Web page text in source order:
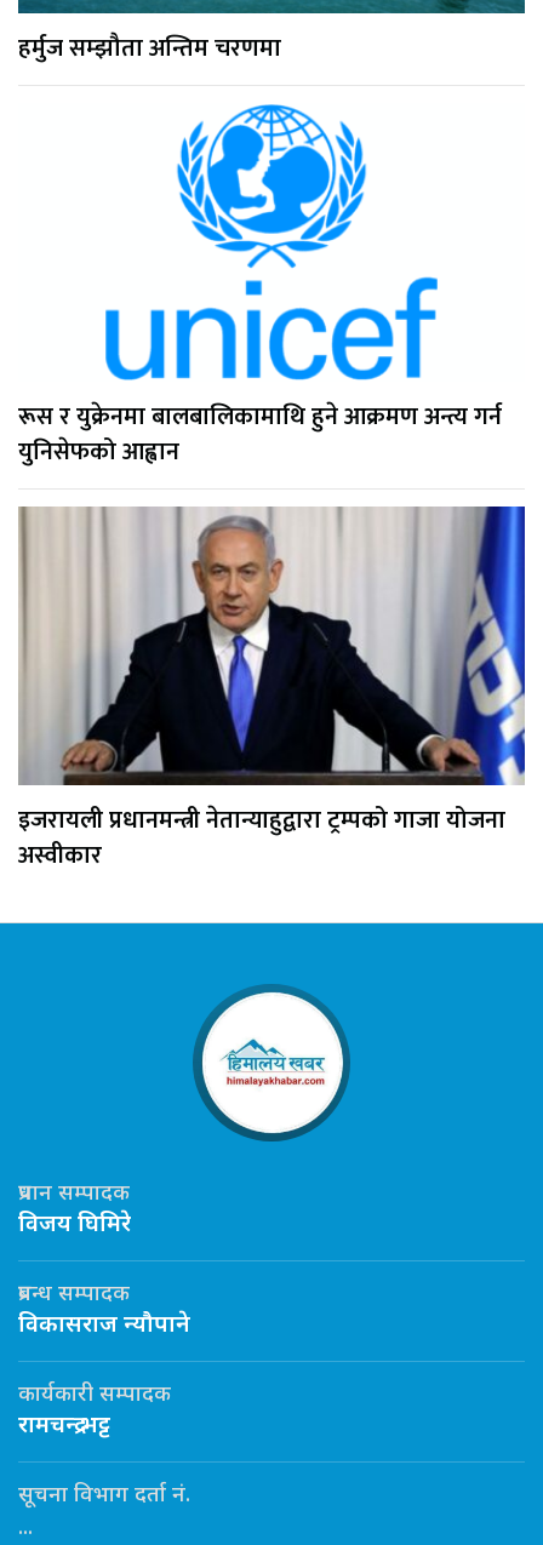
हर्मुज सम्झौता अन्तिम चरणमा
रूस र युक्रेनमा बालबालिकामाथि हुने आक्रमण अन्त्य गर्न
युनिसेफको आह्वान
इजरायली प्रधानमन्त्री नेतान्याहुद्वारा ट्रम्पको गाजा योजना
अस्वीकार
प्रधान सम्पादक
विजय घिमिरे
प्रबन्ध सम्पादक
विकासराज न्यौपाने
कार्यकारी सम्पादक
रामचन्द्र भट्ट
सूचना विभाग दर्ता नं.
...